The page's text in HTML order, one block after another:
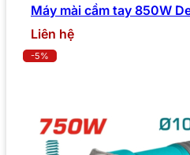
Máy mài cầm tay 850W
Liên hệ
-5%